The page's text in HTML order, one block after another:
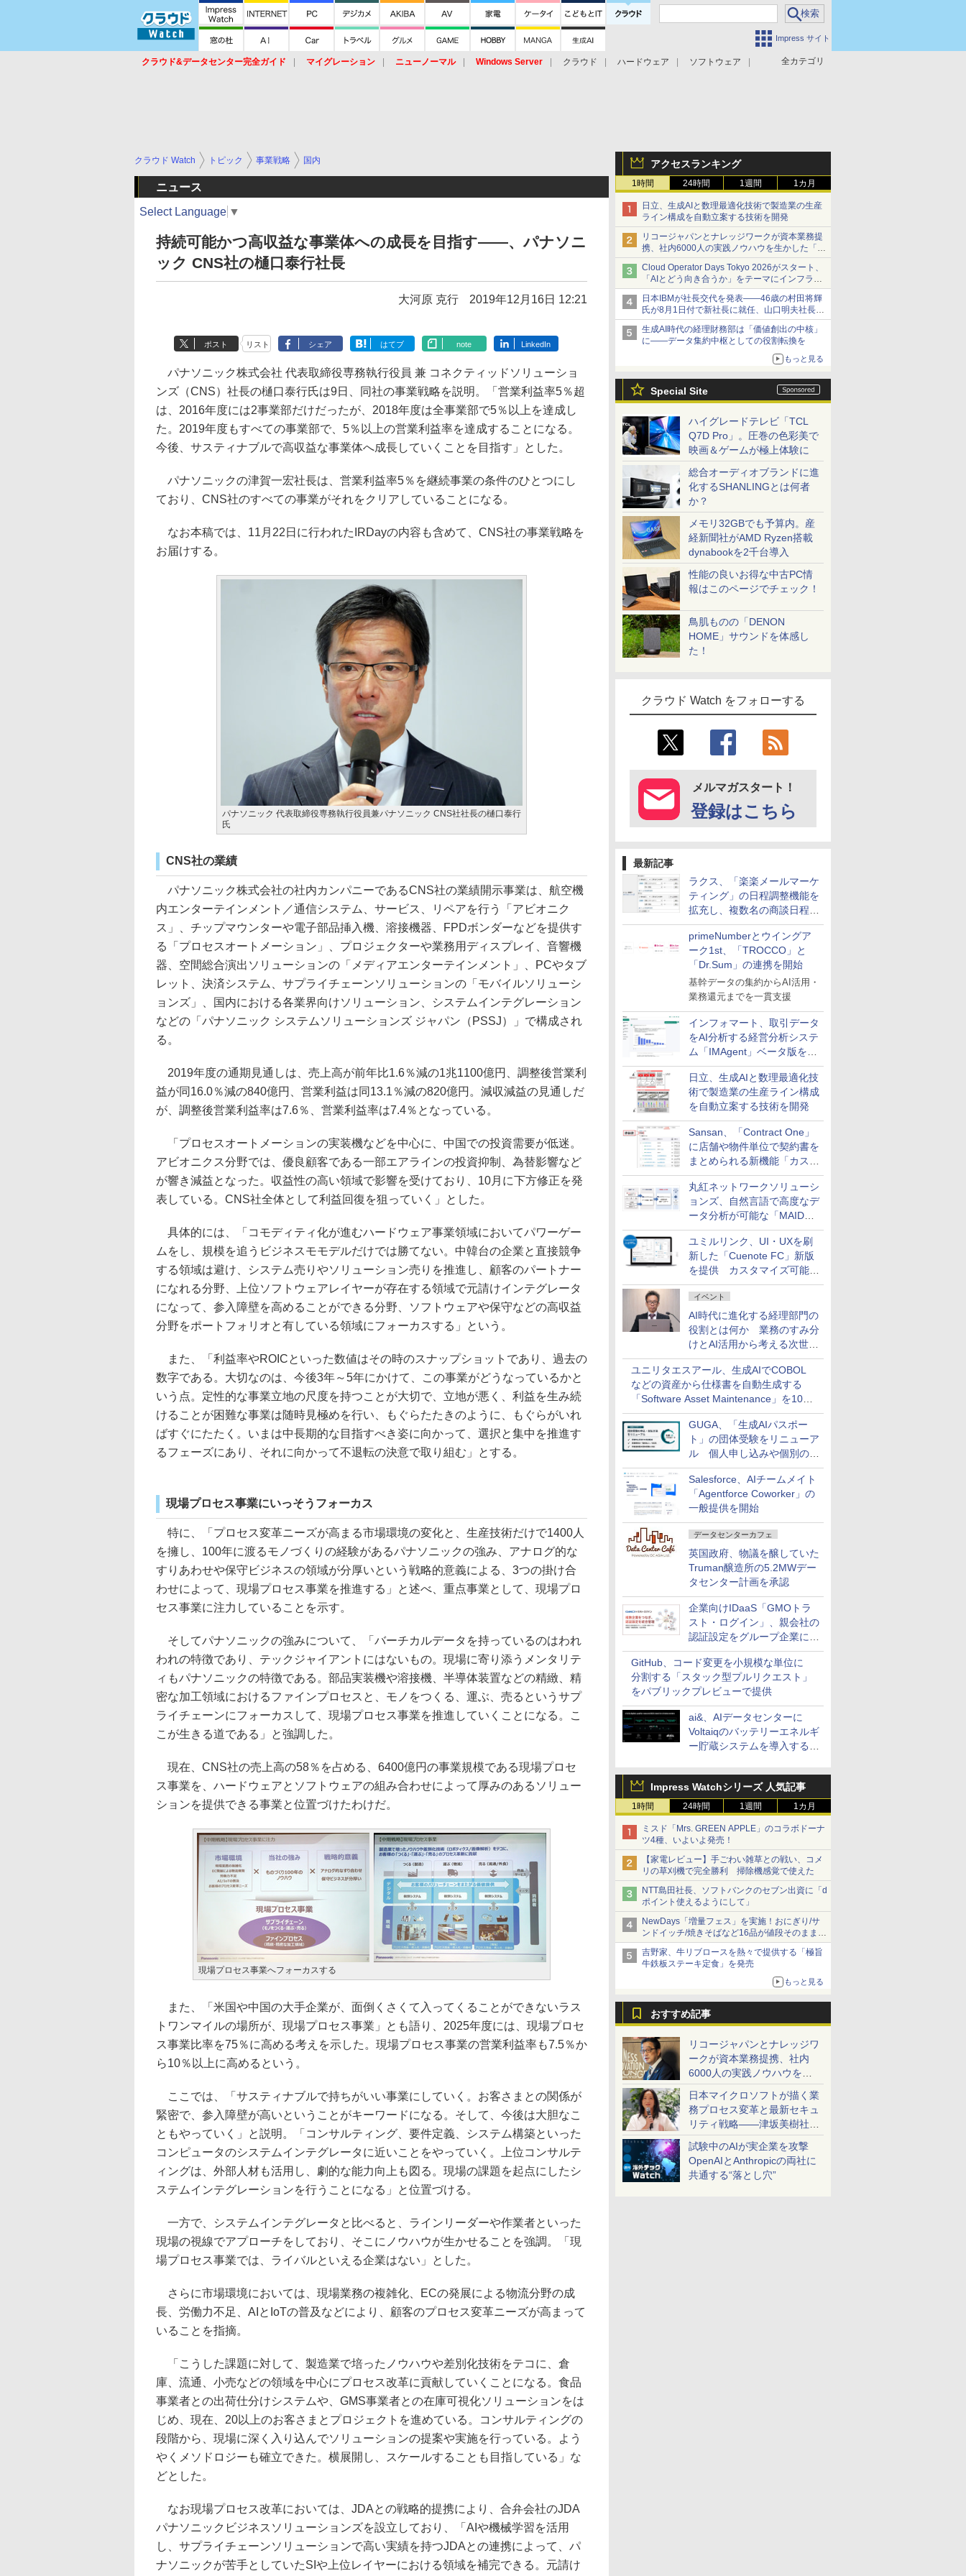
Impress サイト
全カテゴリ
クラウド&データセンター完全ガイド マイグレーション ニューノーマル Windows Server クラウド ハードウェア
ソフトウェア
アクセスランキング
1時間 24時間 1週間 1カ月
日立、生成AIと数理最適化技術で製造業の生産
ライン構成を自動立案する技術を開発
リコージャパンとナレッジワークが資本業務提
携、社内6000人の実践ノウハウを生かした「AI
商談記録 for RICOH」を展開へ
Cloud Operator Days Tokyo 2026がスタート、
「AIとどう向き合うか」をテーマにインフラ運
用の知見を集約
日本IBMが社長交代を発表――46歳の村田将輝
氏が8月1日付で新社長に就任、山口明夫社長は
会長へ
生成AI時代の経理財務部は「価値創出の中核」
に――データ集約中枢としての役割転換を
もっと見る
Special Site
ハイグレードテレビ「TCL
Q7D Pro」。圧巻の色彩美で
映画＆ゲームが極上体験に
総合オーディオブランドに進
化するSHANLINGとは何者
か？
メモリ32GBでも予算内。産
経新聞社がAMD Ryzen搭載
dynabookを2千台導入
性能の良いお得な中古PC情
報はこのページでチェック！
鳥肌ものの「DENON
HOME」サウンドを体感し
た！
クラウド Watch をフォローする
メルマガスタート！
登録はこちら
最新記事
ラクス、「楽楽メールマーケ
ティング」の日程調整機能を
拡充し、複数名の商談日程調
整を効率化
primeNumberとウイングア
ーク1st、「TROCCO」と
「Dr.Sum」の連携を開始
基幹データの集約からAI活用・
業務還元までを一貫支援
インフォマート、取引データ
をAI分析する経営分析システ
ム「IMAgent」ベータ版を提
供
日立、生成AIと数理最適化技
術で製造業の生産ライン構成
を自動立案する技術を開発
Sansan、「Contract One」
に店舗や物件単位で契約書を
まとめられる新機能「カスタ
ム契約ツリー」を追加
丸紅ネットワークソリューシ
ョンズ、自然言語で高度なデ
ータ分析が可能な「MAIDOA
AI ASSIST」を9月より提供
ユミルリンク、UI・UXを刷
新した「Cuenote FC」新版
を提供 カスタマイズ可能な
ダッシュボード画面を搭載
イベント
AI時代に進化する経理部門の
役割とは何か 業務のすみ分
けとAI活用から考える次世代
ファイナンス戦略
ユニリタエスアール、生成AIでCOBOL
などの資産から仕様書を自動生成する
「Software Asset Maintenance」を10月
に発売
GUGA、「生成AIパスポー
ト」の団体受験をリニューア
ル 個人申し込みや個別の支
払いなどに対応
Salesforce、AIチームメイト
「Agentforce Coworker」の
一般提供を開始
データセンターカフェ
英国政府、物議を醸していた
Truman醸造所の5.2MWデー
タセンター計画を承認
企業向けIDaaS「GMOトラ
スト・ログイン」、親会社の
認証設定をグループ企業に展
開できる新機能を提供
GitHub、コード変更を小規模な単位に
分割する「スタック型プルリクエスト」
をパブリックプレビューで提供
ai&、AIデータセンターに
Voltaiqのバッテリーエネルギ
ー貯蔵システムを導入する計
Impress Watchシリーズ 人気記事
1時間 24時間 1週間 1カ月
ミスド「Mrs. GREEN APPLE」のコラボドーナ
ツ4種、いよいよ発売！
【家電レビュー】手ごわい雑草との戦い、コメ
リの草刈機で完全勝利 掃除機感覚で使えた
NTT島田社長、ソフトバンクのセブン出資に「d
ポイント使えるようにして」
NewDays「増量フェス」を実施！おにぎり/サ
ンドイッチ/焼きそばなど16品が値段そのままで
ボリュームアップ
吉野家、牛リブロースを熱々で提供する「極旨
牛鉄板ステーキ定食」を発売
もっと見る
おすすめ記事
リコージャパンとナレッジワ
ークが資本業務提携、社内
6000人の実践ノウハウを生
かした「AI商談記録 for
RICOH」を展開へ
日本マイクロソフトが描く業
務プロセス変革と最新セキュ
リティ戦略――津坂美樹社長
が2027年度戦略を説明
試験中のAIが実企業を攻撃
OpenAIとAnthropicの両社に
共通する“落とし穴”
クラウド Watch トピック 事業戦略 国内
ニュース
Select Language ▼
持続可能かつ高収益な事業体への成長を目指す――、パナソニ
ック CNS社の樋口泰行社長
大河原 克行 2019年12月16日 12:21
ポスト リスト シェア はてブ note LinkedIn
パナソニック株式会社 代表取締役専務執行役員 兼 コネクティッドソリューショ
ンズ（CNS）社長の樋口泰行氏は9日、同社の事業戦略を説明。「営業利益率5％超
は、2016年度には2事業部だけだったが、2018年度は全事業部で5％以上を達成し
た。2019年度もすべての事業部で、5％以上の営業利益率を達成することになる。
今後、サスティナブルで高収益な事業体へ成長していくことを目指す」とした。
パナソニックの津賀一宏社長は、営業利益率5％を継続事業の条件のひとつにし
ており、CNS社のすべての事業がそれをクリアしていることになる。
なお本稿では、11月22日に行われたIRDayの内容も含めて、CNS社の事業戦略を
お届けする。
パナソニック 代表取締役専務執行役員兼パナソニック CNS社社長の樋口泰行
氏
CNS社の業績
パナソニック株式会社の社内カンパニーであるCNS社の業績開示事業は、航空機
内エンターテインメント／通信システム、サービス、リペアを行う「アビオニク
ス」、チップマウンターや電子部品挿入機、溶接機器、FPDボンダーなどを提供す
る「プロセスオートメーション」、プロジェクターや業務用ディスプレイ、音響機
器、空間総合演出ソリューションの「メディアエンターテインメント」、PCやタブ
レット、決済システム、サプライチェーンソリューションの「モバイルソリューシ
ョンズ」、国内における各業界向けソリューション、システムインテグレーション
などの「パナソニック システムソリューションズ ジャパン（PSSJ）」で構成され
る。
2019年度の通期見通しは、売上高が前年比1.6％減の1兆1100億円、調整後営業利
益が同16.0％減の840億円、営業利益は同13.1％減の820億円。減収減益の見通しだ
が、調整後営業利益率は7.6％、営業利益率は7.4％となっている。
「プロセスオートメーションの実装機などを中心に、中国での投資需要が低迷。
アビオニクス分野では、優良顧客である一部エアラインの投資抑制、為替影響など
が響き減益となった。収益性の高い領域で影響を受けており、10月に下方修正を発
表している。CNS社全体として利益回復を狙っていく」とした。
具体的には、「コモディティ化が進むハードウェア事業領域においてパワーゲー
ムをし、規模を追うビジネスモモデルだけでは勝てない。中韓台の企業と直接競争
する領域は避け、システム売りやソリューション売りを推進し、顧客のパートナー
になれる分野、上位ソフトウェアレイヤーが存在する領域で元請けインテグレータ
になって、参入障壁を高めることができる分野、ソフトウェアや保守などの高収益
分野をポートフォリオと有している領域にフォーカスする」という。
また、「利益率やROICといった数値はその時のスナップショットであり、過去の
数字である。大切なのは、今後3年～5年にかけて、この事業がどうなっているかと
いう点。定性的な事業立地の尺度を持つことが大切で、立地が悪く、利益を生み続
けることが困難な事業は随時見極めを行い、もぐらたたきのように、もぐらがいれ
ばすぐにたたく。いまは中長期的な目指すべき姿に向かって、選択と集中を推進す
るフェーズにあり、それに向かって不退転の決意で取り組む」とする。
現場プロセス事業にいっそうフォーカス
特に、「プロセス変革ニーズが高まる市場環境の変化と、生産技術だけで1400人
を擁し、100年に渡るモノづくりの経験があるパナソニックの強み、アナログ的な
すりあわせや保守ビジネスの領域が分厚いという戦略的意義による、3つの掛け合
わせによって、現場プロセス事業を推進する」と述べ、重点事業として、現場プロ
セス事業に注力していることを示す。
そしてパナソニックの強みについて、「バーチカルデータを持っているのはわれ
われの特徴であり、テックジャイアントにはないもの。現場に寄り添うメンタリテ
ィもパナソニックの特徴である。部品実装機や溶接機、半導体装置などの精緻、精
密な加工領域におけるファインプロセスと、モノをつくる、運ぶ、売るというサプ
ライチェーンにフォーカスして、現場プロセス事業を推進していくことになる。こ
こが生きる道である」と強調した。
現在、CNS社の売上高の58％を占める、6400億円の事業規模である現場プロセ
ス事業を、ハードウェアとソフトウェアの組み合わせによって厚みのあるソリュー
ションを提供できる事業と位置づけたわけだ。
現場プロセス事業へフォーカスする
また、「米国や中国の大手企業が、面倒くさくて入ってくることができないラス
トワンマイルの場所が、現場プロセス事業」とも語り、2025年度には、現場プロセ
ス事業比率を75％に高める考えを示した。現場プロセス事業の営業利益率も7.5％か
ら10％以上に高めるという。
ここでは、「サスティナブルで持ちがいい事業にしていく。お客さまとの関係が
緊密で、参入障壁が高いということがキーワードになる。そして、今後は大胆なこ
ともやっていく」と説明。「コンサルティング、要件定義、システム構築といった
コンピュータのシステムインテグレータに近いことをやっていく。上位コンサルテ
ィングは、外部人材も活用し、劇的な能力向上も図る。現場の課題を起点にしたシ
ステムインテグレーションを行うことになる」と位置づける。
一方で、システムインテグレータと比べると、ラインリーダーや作業者といった
現場の視線でアプローチをしており、そこにノウハウが生かせることを強調。「現
場プロセス事業では、ライバルといえる企業はない」とした。
さらに市場環境においては、現場業務の複雑化、ECの発展による物流分野の成
長、労働力不足、AIとIoTの普及などにより、顧客のプロセス変革ニーズが高まって
いることを指摘。
「こうした課題に対して、製造業で培ったノウハウや差別化技術をテコに、倉
庫、流通、小売などの領域を中心にプロセス改革に貢献していくことになる。食品
事業者との出荷仕分けシステムや、GMS事業者との在庫可視化ソリューションをは
じめ、現在、20以上のお客さまとプロジェクトを進めている。コンサルティングの
段階から、現場に深く入り込んでソリューションの提案や実施を行っている。よう
やくメソドロジーも確立できた。横展開し、スケールすることも目指している」な
どとした。
なお現場プロセス改革においては、JDAとの戦略的提携により、合弁会社のJDA
パナソニックビジネスソリューションズを設立しており、「AIや機械学習を活用
し、サプライチェーンソリューションで高い実績を持つJDAとの連携によって、パ
ナソニックが苦手としていたSIや上位レイヤーにおける領域を補完できる。元請け